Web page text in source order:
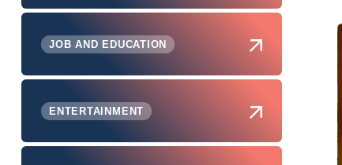
JOB AND EDUCATION
ENTERTAINMENT